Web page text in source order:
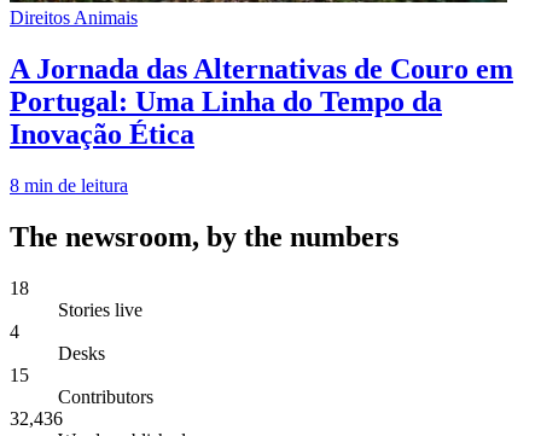
Direitos Animais
A Jornada das Alternativas de Couro em
Portugal: Uma Linha do Tempo da
Inovação Ética
8 min de leitura
The newsroom, by the numbers
18
Stories live
4
Desks
15
Contributors
32,436